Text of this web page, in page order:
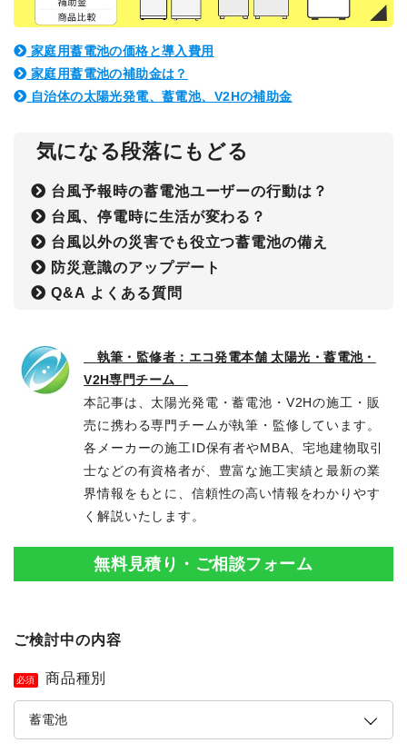
家庭用蓄電池の価格と導入費用
家庭用蓄電池の補助金は？
自治体の太陽光発電、蓄電池、V2Hの補助金
気になる段落にもどる
台風予報時の蓄電池ユーザーの行動は？
台風、停電時に生活が変わる？
台風以外の災害でも役立つ蓄電池の備え
防災意識のアップデート
Q&A よくある質問
執筆・監修者：エコ発電本舗 太陽光・蓄電池・
V2H専門チーム
本記事は、太陽光発電・蓄電池・V2Hの施工・販
売に携わる専門チームが執筆・監修しています。
各メーカーの施工ID保有者やMBA、宅地建物取引
士などの有資格者が、豊富な施工実績と最新の業
界情報をもとに、信頼性の高い情報をわかりやす
く解説いたします。
無料見積り・ご相談フォーム
ご検討中の内容
必須 商品種別